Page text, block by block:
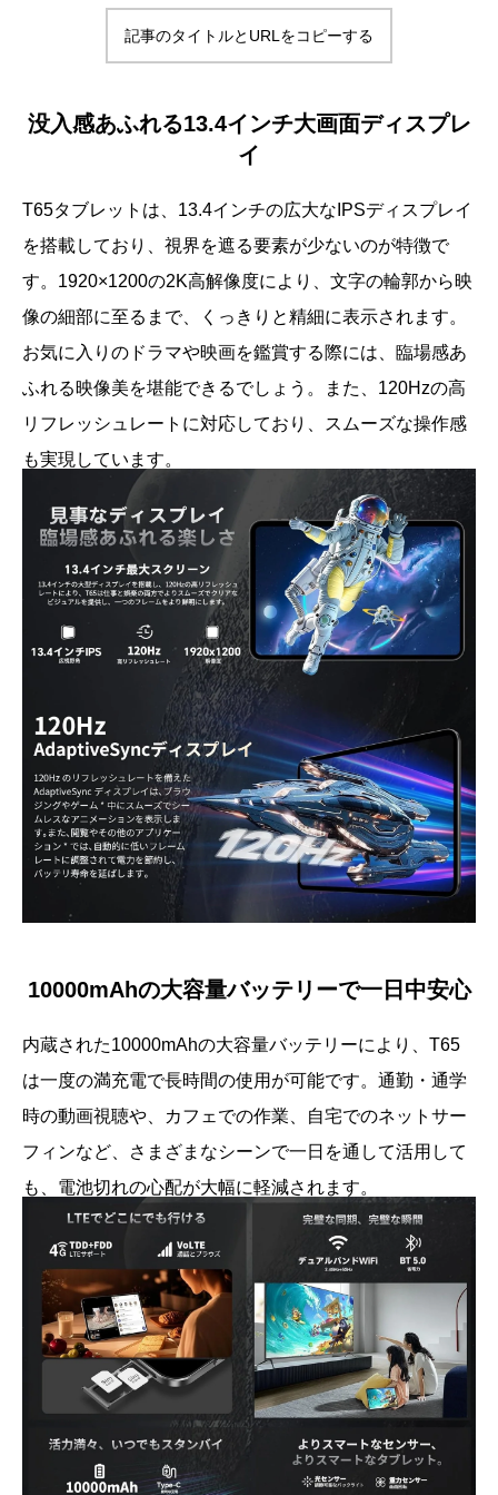
記事のタイトルとURLをコピーする
没入感あふれる13.4インチ大画面ディスプレ
イ
T65タブレットは、13.4インチの広大なIPSディスプレイ
を搭載しており、視界を遮る要素が少ないのが特徴で
す。1920×1200の2K高解像度により、文字の輪郭から映
像の細部に至るまで、くっきりと精細に表示されます。
お気に入りのドラマや映画を鑑賞する際には、臨場感あ
ふれる映像美を堪能できるでしょう。また、120Hzの高
リフレッシュレートに対応しており、スムーズな操作感
も実現しています。
10000mAhの大容量バッテリーで一日中安心
内蔵された10000mAhの大容量バッテリーにより、T65
は一度の満充電で長時間の使用が可能です。通勤・通学
時の動画視聴や、カフェでの作業、自宅でのネットサー
フィンなど、さまざまなシーンで一日を通して活用して
も、電池切れの心配が大幅に軽減されます。